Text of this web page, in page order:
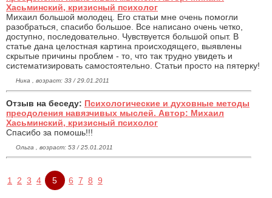
Хасьминский, кризисный психолог
Михаил большой молодец. Его статьи мне очень помогли
разобраться, спасибо большое. Все написано очень четко,
доступно, последовательно. Чувствуется большой опыт. В
статье дана целостная картина происходящего, выявлены
скрытые причины проблем - то, что так трудно увидеть и
систематизировать самостоятельно. Статьи просто на пятерку!
Ника , возраст: З3 / 29.01.2011
Отзыв на беседу: Психологические и духовные методы
преодоления навязчивых мыслей. Автор: Михаил
Хасьминский, кризисный психолог
Спасибо за помошь!!!
Ольга , возраст: 53 / 25.01.2011
1 2 3 4 5 6 7 8 9